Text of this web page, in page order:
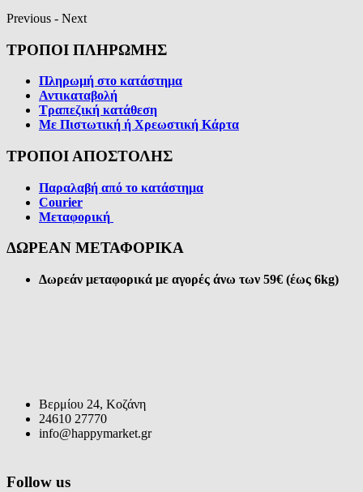
Previous - Next
ΤΡΟΠΟΙ ΠΛΗΡΩΜΗΣ
Πληρωμή στο κατάστημα
Αντικαταβολή
Τραπεζική κατάθεση
Με Πιστωτική ή Χρεωστική Κάρτα
ΤΡΟΠΟΙ ΑΠΟΣΤΟΛΗΣ
Παραλαβή από το κατάστημα
Courier
Μεταφορική
ΔΩΡΕΑΝ ΜΕΤΑΦΟΡΙΚΑ
Δωρεάν μεταφορικά με αγορές άνω των 59€ (έως 6kg)
Βερμίου 24, Κοζάνη
24610 27770
info@happymarket.gr
Follow us